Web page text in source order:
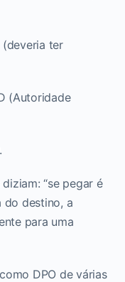
ter
(Autoridade
“se pegar é
do destino, a
para uma
DPO de várias